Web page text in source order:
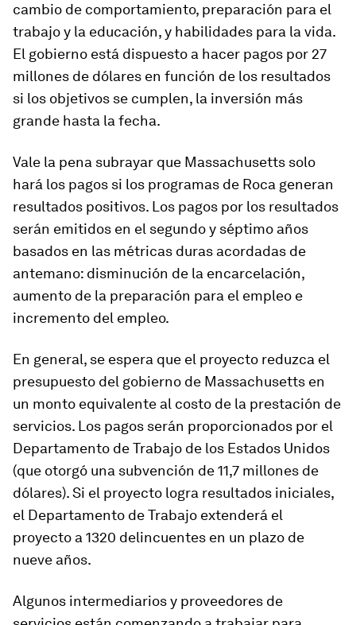
cambio de comportamiento, preparación para el
trabajo y la educación, y habilidades para la vida.
El gobierno está dispuesto a hacer pagos por 27
millones de dólares en función de los resultados
si los objetivos se cumplen, la inversión más
grande hasta la fecha.
Vale la pena subrayar que Massachusetts solo
hará los pagos si los programas de Roca generan
resultados positivos. Los pagos por los resultados
serán emitidos en el segundo y séptimo años
basados ​​en las métricas duras acordadas de
antemano: disminución de la encarcelación,
aumento de la preparación para el empleo e
incremento del empleo.
En general, se espera que el proyecto reduzca el
presupuesto del gobierno de Massachusetts en
un monto equivalente al costo de la prestación de
servicios. Los pagos serán proporcionados por el
Departamento de Trabajo de los Estados Unidos
(que otorgó una subvención de 11,7 millones de
dólares). Si el proyecto logra resultados iniciales,
el Departamento de Trabajo extenderá el
proyecto a 1320 delincuentes en un plazo de
nueve años.
Algunos intermediarios y proveedores de